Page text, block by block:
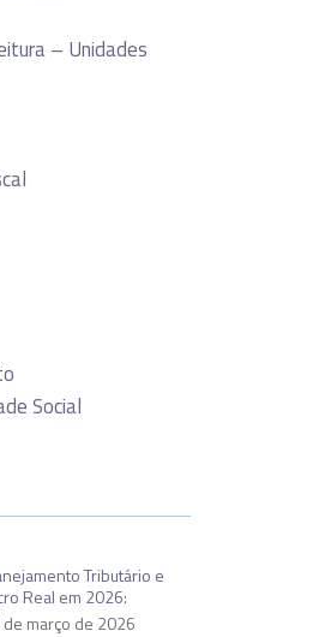
– Unidades
Social
Tributário e
Real em 2026:
de março de 2026